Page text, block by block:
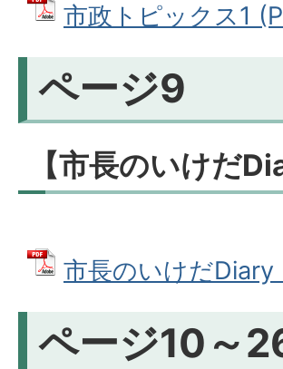
市政トピックス1
ページ9
【市長のいけだ
市長のいけだ
ページ10～